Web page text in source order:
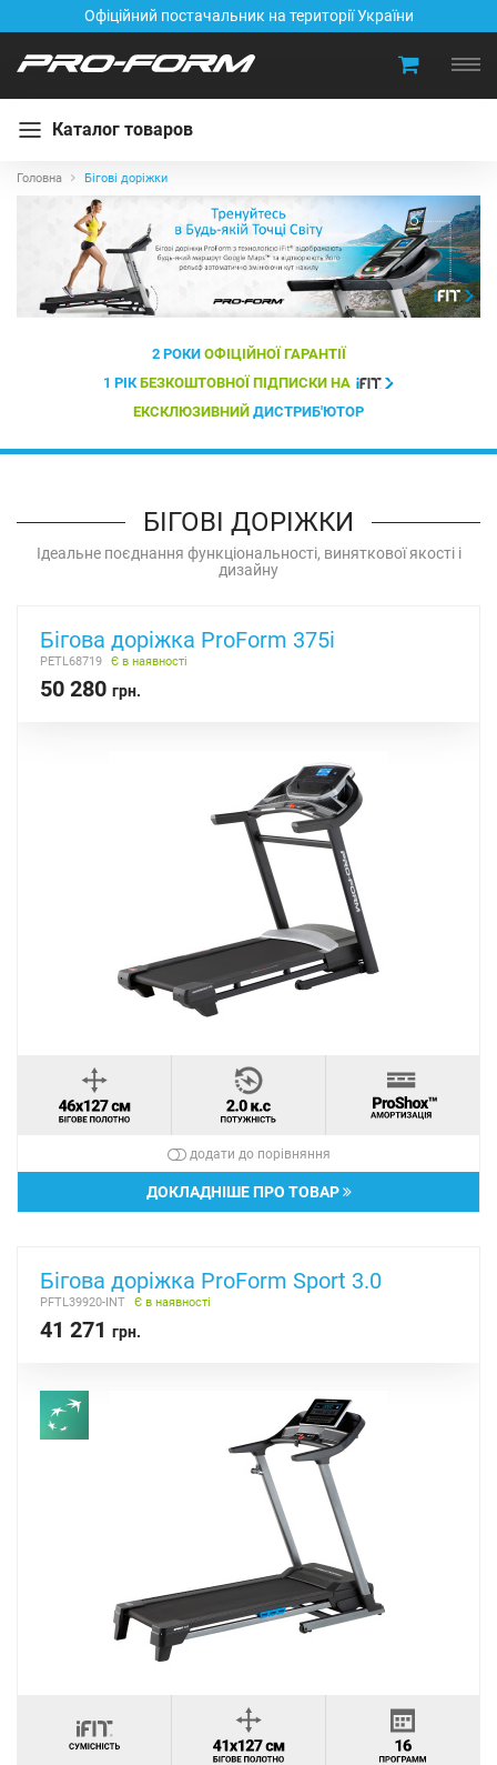
Офіційний постачальник на території України
Каталог товаров
Головна Бігові доріжки
2 РОКИ ОФІЦІЙНОЇ ГАРАНТІЇ
1 РІКБЕЗКОШТОВНОЇ ПІДПИСКИ НА
ЕКСКЛЮЗИВНИЙ ДИСТРИБ'ЮТОР
БІГОВІ ДОРІЖКИ
Ідеальне поєднання функціональності, виняткової якості і
дизайну
Бігова доріжка ProForm 375i
PETL68719 Є в наявності
50 280 грн.
додати до порівняння
ДОКЛАДНІШЕ ПРО ТОВАР
Бігова доріжка ProForm Sport 3.0
PFTL39920-INT Є в наявності
41 271 грн.